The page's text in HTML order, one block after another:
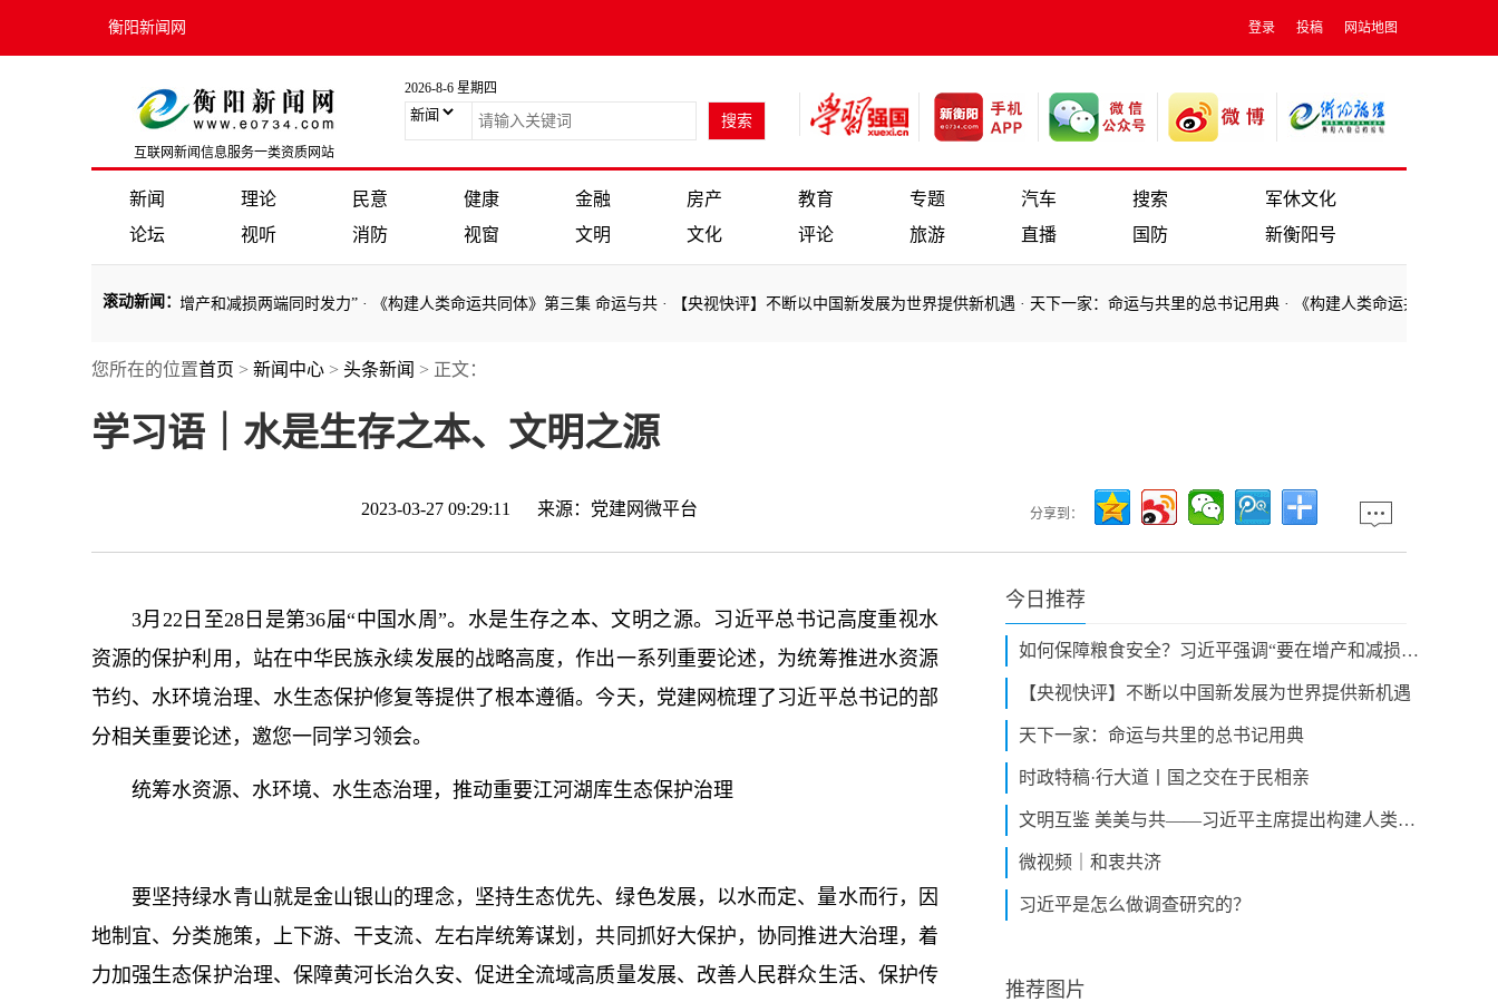
衡阳新闻网 登录 投稿 网站地图
互联网新闻信息服务一类资质网站
2026-8-6 星期四
新闻 理论 民意 健康 金融 房产 教育 专题 汽车 搜索
军休文化
论坛
视听 消防 视窗 文明 文化 评论 旅游 直播 国防 新衡阳号
滚动新闻 ：
？习近平强调“要在增产和减损两端同时发力”·《构建人类命运共同体》第三集 命运与共·【央视快评】不断以中国新发展为世界提供新机遇·天下一家：命运与共里的总书记用典·《构建人类命运共同体》第三集
？习近平强调“要在增产和减损两端同时发力” 《构建人类命运共同体》第三集 命运与共
您所在的位置首页 > 新闻中心 > 头条新闻 > 正文：
学习语｜水是生存之本、文明之源
2023-03-27 09:29:11 来源： 党建网微平台 分享到：
3月22日至28日是第36届“中国水周”。水是生存之本、文明之源。习 近平总书记高度重视水
资源的保护利用，站在中华民族永续发展的战略高度，作出一系列重要论述，为统筹推进水资源
节约、水环境治理、水生态保护修复等提供了根本遵循。今天，党建网梳理了习近平总书记的部
分相关重要论述，邀您一同学习领会。
统筹水资源、水环境、水生态治理，推动重要江河湖库生态保护治理
要坚持绿水青山就是金山银山的理念，坚持生态优先、绿色发展，以水而定、量水而行，因
地制宜、分类施策，上下游、干支流、左右岸统筹谋划，共同抓好大保护，协同推进大治理，着
力加强生态保护治理、保障黄河长治久安、促进全流域高质量发展、改善人民群众生活、保护传
今日推荐
如何保障粮食安全？习近平强调“要在增产和减损两端同时发力”
【央视快评】不断以中国新发展为世界提供新机遇
天下一家：命运与共里的总书记用典
时政特稿·行大道丨国之交在于民相亲
文明互鉴 美美与共——习近平主席提出构建人类命运共同体理念十周年
微视频｜和衷共济
习近平是怎么做调查研究的？
推荐图片